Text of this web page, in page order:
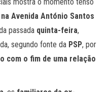
Avenida António Santos
passada quinta-feira,
segundo fonte da PSP, por
com o fim de uma relação